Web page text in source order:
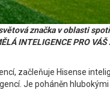
značka v oblasti
INTELIGENCE PRO
začleňuje Hisense
Je poháněn